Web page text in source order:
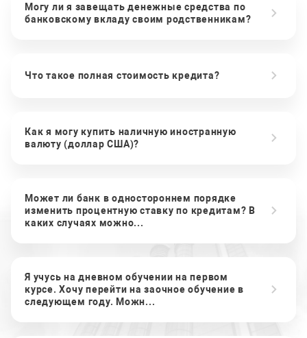
Могу ли я завещать денежные средства по
банковскому вкладу своим родственникам?
Что такое полная стоимость кредита?
Как я могу купить наличную иностранную
валюту (доллар США)?
Может ли банк в одностороннем порядке
изменить процентную ставку по кредитам? В
каких случаях можно...
Я учусь на дневном обучении на первом
курсе. Хочу перейти на заочное обучение в
следующем году. Можн...